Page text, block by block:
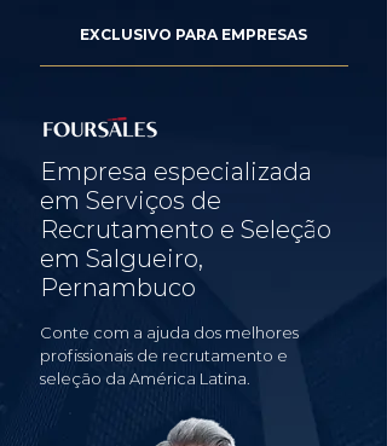
EXCLUSIVO PARA EMPRESAS
Empresa especializada
em Serviços de
Recrutamento e Seleção
em Salgueiro,
Pernambuco
Conte com a ajuda dos melhores
profissionais de recrutamento e
seleção da América Latina.